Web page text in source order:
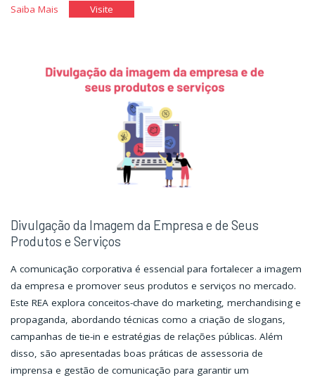
Saiba Mais"EmpatiaVisite"Empatia
Divulgação da Imagem da Empresa e de Seus
Produtos e Serviços
A comunicação corporativa é essencial para fortalecer a imagem
da empresa e promover seus produtos e serviços no mercado.
Este REA explora conceitos-chave do marketing, merchandising e
propaganda, abordando técnicas como a criação de slogans,
campanhas de tie-in e estratégias de relações públicas. Além
disso, são apresentadas boas práticas de assessoria de
imprensa e gestão de comunicação para garantir um